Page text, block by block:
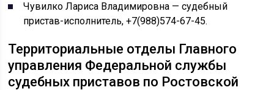
Чувилко Лариса Владимировна — судебный
пристав-исполнитель, +7(988)574-67-45.
Территориальные отделы Главного
управления Федеральной службы
судебных приставов по Ростовской